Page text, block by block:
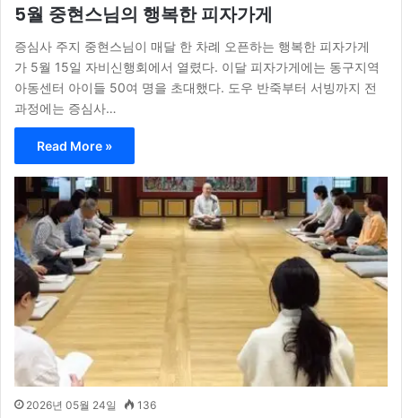
5월 중현스님의 행복한 피자가게
증심사 주지 중현스님이 매달 한 차례 오픈하는 행복한 피자가게
가 5월 15일 자비신행회에서 열렸다. 이달 피자가게에는 동구지역
아동센터 아이들 50여 명을 초대했다. 도우 반죽부터 서빙까지 전
과정에는 증심사…
Read More »
2026년 05월 24일 136